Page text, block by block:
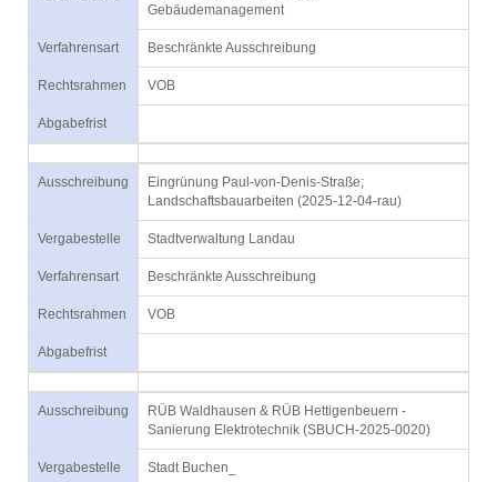
Gebäudemanagement
Verfahrensart Beschränkte Ausschreibung
Rechtsrahmen VOB
Abgabefrist
Ausschreibung
Eingrünung Paul-von-Denis-Straße;
Landschaftsbauarbeiten (2025-12-04-rau)
Vergabestelle Stadtverwaltung Landau
Verfahrensart Beschränkte Ausschreibung
Rechtsrahmen VOB
Abgabefrist
Ausschreibung
RÜB Waldhausen & RÜB Hettigenbeuern -
Sanierung Elektrotechnik (SBUCH-2025-0020)
Vergabestelle Stadt Buchen_